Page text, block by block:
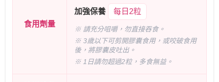
食用劑量
加強保養 每日2粒
※ 請充分咀嚼，勿直接吞食。
※ 3歲以下可剪開膠囊食用，或咬破食用
後，將膠囊皮吐出。
※ 1日請勿超過2粒，多食無益。